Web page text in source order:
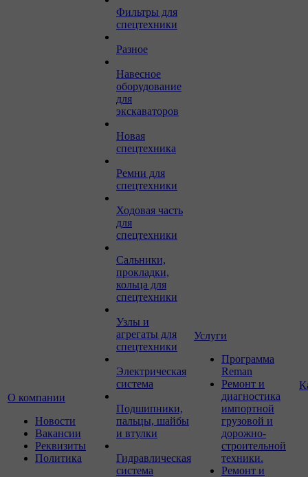
О компании
Новости
Вакансии
Реквизиты
Политика
Фильтры для
спецтехники
Разное
Навесное
оборудование
для
экскаваторов
Новая
спецтехника
Ремни для
спецтехники
Ходовая часть
для
спецтехники
Сальники,
прокладки,
кольца для
спецтехники
Узлы и
агрегаты для
спецтехники
Электрическая
система
Подшипники,
пальцы, шайбы
и втулки
Гидравлическая
система
Услуги
Программа
Reman
Ремонт и
диагностика
импортной
грузовой и
дорожно-
строительной
техники.
Ремонт и